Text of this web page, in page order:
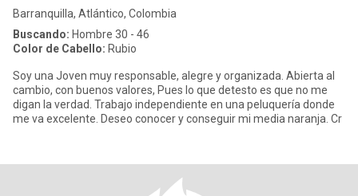
Barranquilla, Atlántico, Colombia
Buscando: Hombre 30 - 46
Color de Cabello: Rubio
Soy una Joven muy responsable, alegre y organizada. Abierta al
cambio, con buenos valores, Pues lo que detesto es que no me
digan la verdad. Trabajo independiente en una peluquería donde
me va excelente. Deseo conocer y conseguir mi media naranja. Cr